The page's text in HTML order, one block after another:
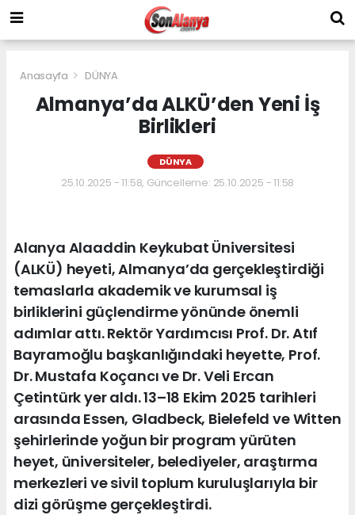
Anasayfa DÜNYA
Almanya’da ALKÜ’den Yeni İş
Birlikleri
DÜNYA
25.10.2025 - 11:58, Güncelleme: 25.10.2025 - 11:58
Alanya Alaaddin Keykubat Üniversitesi
(ALKÜ) heyeti, Almanya’da gerçekleştirdiği
temaslarla akademik ve kurumsal iş
birliklerini güçlendirme yönünde önemli
adımlar attı. Rektör Yardımcısı Prof. Dr. Atıf
Bayramoğlu başkanlığındaki heyette, Prof.
Dr. Mustafa Koçancı ve Dr. Veli Ercan
Çetintürk yer aldı. 13–18 Ekim 2025 tarihleri
arasında Essen, Gladbeck, Bielefeld ve Witten
şehirlerinde yoğun bir program yürüten
heyet, üniversiteler, belediyeler, araştırma
merkezleri ve sivil toplum kuruluşlarıyla bir
dizi görüşme gerçekleştirdi.